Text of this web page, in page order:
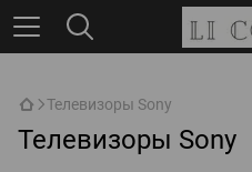
Телевизоры Sony
Телевизоры Sony